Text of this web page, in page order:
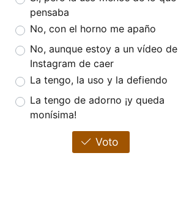
pensaba
No, con el horno me apaño
No, aunque estoy a un vídeo de
Instagram de caer
La tengo, la uso y la defiendo
La tengo de adorno ¡y queda
monísima!
Voto